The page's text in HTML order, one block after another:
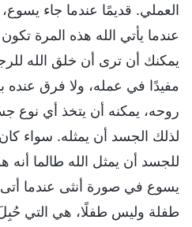
العملي. قديمًا عندما جاء
عندما يأتي الله هذه المرة
يمكنك أن ترى أن خلق الله
مفيدًا في عمله، ولا فرق عنده
روحه، يمكنه أن يتخذ أي
لذلك الجسد أن يمثله. سواء
للجسد أن يمثل الله طالما
يسوع في صورة أنثى عندما
طفلة وليس طفلًا، هي التي